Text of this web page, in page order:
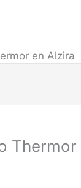
en Alzira
Thermor